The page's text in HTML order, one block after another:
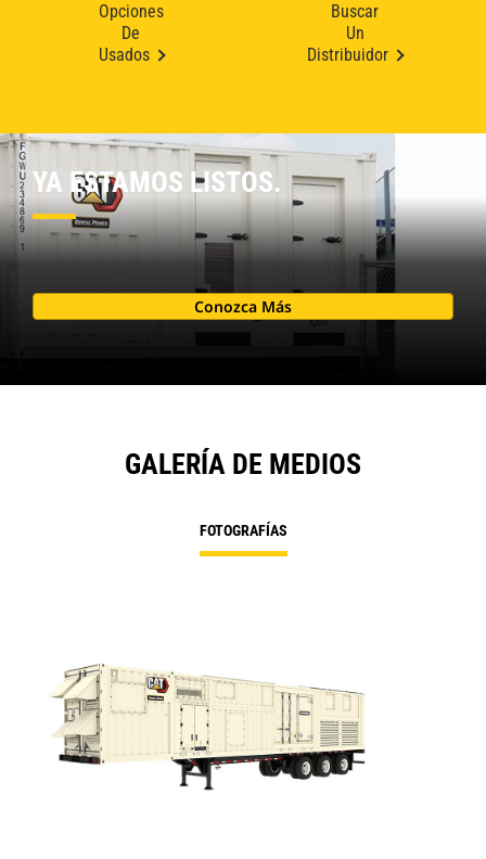
Opciones
De
Usados
Buscar
Un
Distribuidor
YA ESTAMOS LISTOS.
Conozca Más
GALERÍA DE MEDIOS
FOTOGRAFÍAS